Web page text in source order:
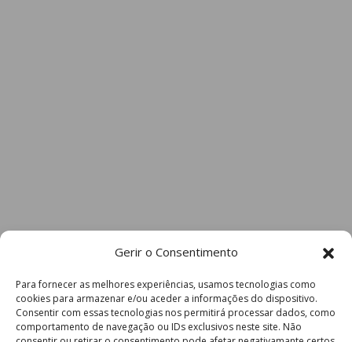
Gerir o Consentimento
Para fornecer as melhores experiências, usamos tecnologias como
cookies para armazenar e/ou aceder a informações do dispositivo.
Consentir com essas tecnologias nos permitirá processar dados, como
comportamento de navegação ou IDs exclusivos neste site. Não